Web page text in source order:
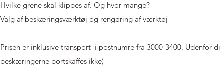
Hvilke grene skal klippes af. Og hvor mange?
Valg af beskæringsværktøj og rengøring af værktøj
Prisen er inklusive transport i postnumre fra 3000-3400. Udenfor
beskæringerne bortskaffes ikke)